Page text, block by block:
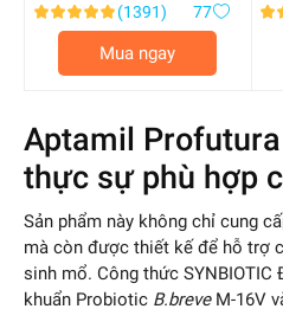
Xếp
98.000000
(1391) 77
Mua ngay
Aptamil
thực sự phù hợp
Sản phẩm này không chỉ cung
mà còn được thiết kế để hỗ trợ
sinh mổ. Công thức SYNBIOTIC
khuẩn Probiotic B.breveM-16V